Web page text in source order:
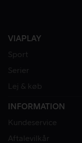
VIAPLAY
Sport
Serier
Lej & køb
INFORMATION
Kundeservice
Aftalevilkår